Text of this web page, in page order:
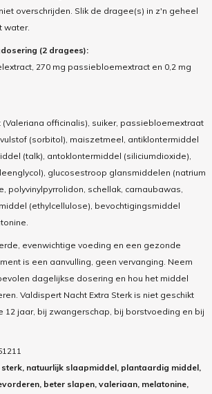
overschrijden. Slik de dragee(s) in z'n geheel
water.
(2 dragees):
270 mg passiebloemextract en 0,2 mg
officinalis), suiker, passiebloemextraat
(sorbitol), maiszetmeel, antiklontermiddel
(talk), antoklontermiddel (siliciumdioxide),
glucosestroop glansmiddelen (natrium
polyvinylpyrrolidon, schellak, carnaubawas,
(ethylcellulose), bevochtigingsmiddel
evenwichtige voeding en een gezonde
is een aanvulling, geen vervanging. Neem
dagelijkse dosering en hou het middel
Valdispert Nacht Extra Sterk is niet geschikt
12 jaar, bij zwangerschap, bij borstvoeding en bij
natuurlijk slaapmiddel, plantaardig middel,
beter slapen, valeriaan, melatonine,